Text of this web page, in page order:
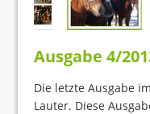
Ausgabe 4/
Die letzte Ausgabe
Lauter. Diese